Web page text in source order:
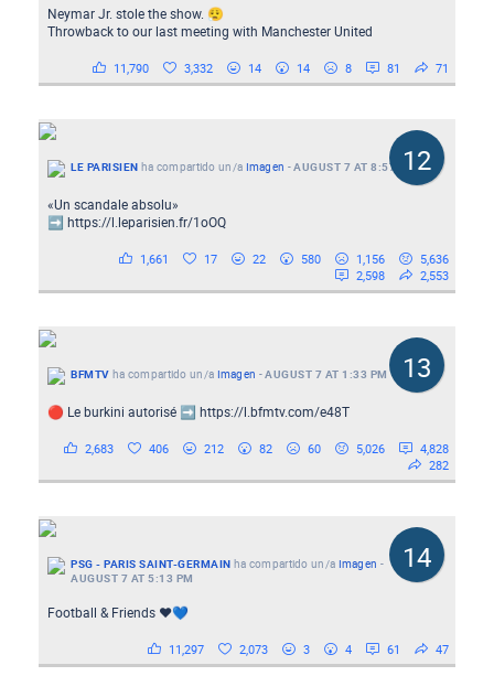
Neymar Jr. stole the show. 😮‍💨
Throwback to our last meeting with Manchester United
11,790 3,332 14 14 8 81 71
12
LE PARISIEN ha compartido un/a Imagen -AUGUST 7 AT 8:57 AM
«Un scandale absolu»
➡️ https://l.leparisien.fr/1oOQ
1,661 17 22 580 1,156
5,636
2,598
2,553
13
BFMTV ha compartido un/a Imagen -AUGUST 7 AT 1:33 PM
🔴 Le burkini autorisé ➡️ https://l.bfmtv.com/e48T
2,683 406 212 82 60 5,026
4,828
282
14
PSG - PARIS SAINT-GERMAIN ha compartido un/a Imagen -
AUGUST 7 AT 5:13 PM
Football & Friends ❤️💙
11,297 2,073 3 4 61 47